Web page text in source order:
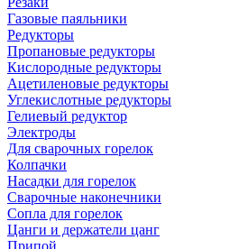
Газовые паяльники
Редукторы
Пропановые редукторы
Кислородные редукторы
Ацетиленовые редукторы
Углекислотные редукторы
Гелиевый редуктор
Электроды
Для сварочных горелок
Колпачки
Насадки для горелок
Сварочные наконечники
Сопла для горелок
Цанги и держатели цанг
Припой